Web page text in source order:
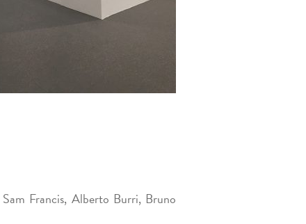
Francis, Alberto Burri, Bruno